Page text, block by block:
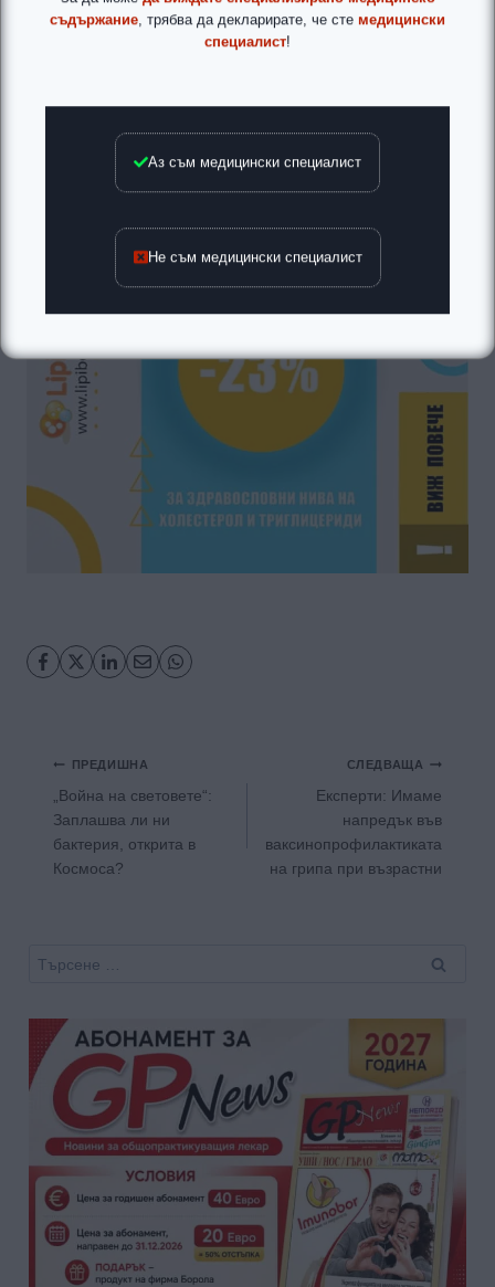
Навигация
ПРЕДИШНА
„Война на световете“:
Заплашва ли ни
бактерия, открита в
Космоса?
СЛЕДВАЩА
Експерти: Имаме
напредък във
ваксинопрофилактиката
на грипа при възрастни
Търсене
съдържание , трябва да декларирате, че сте медицински
специалист!
Аз съм медицински специалист
Не съм медицински специалист